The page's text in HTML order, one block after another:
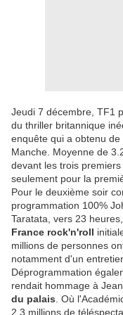
Jeudi 7 décembre, TF1
du thriller britannique
enquête qui a obtenu
Manche. Moyenne de
devant les trois
seulement pour la
Pour le deuxième soir
programmation 100%
Taratata, vers 23
France rock'n'roll
millions de personnes
notamment d'un
Déprogrammation
rendait hommage à
du palais . Où
2.3 millions de